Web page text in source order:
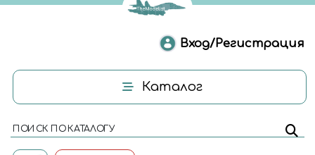
Вход/Регистрация
Каталог
ПОИСК ПО КАТАЛОГУ